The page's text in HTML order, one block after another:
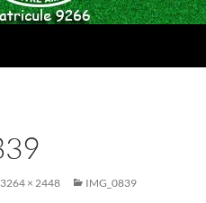
3264 × 2448 IMG_0839